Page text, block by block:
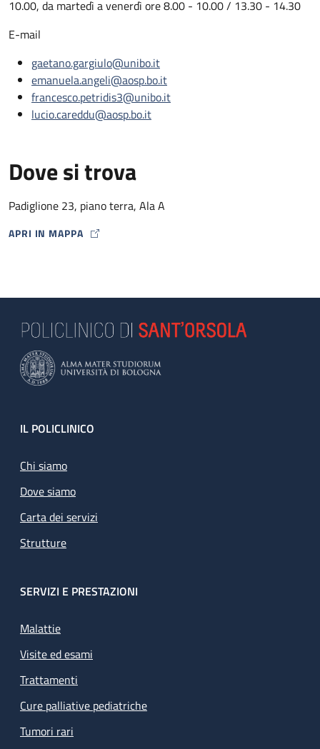
10.00, da martedì a venerdì ore 8.00 - 10.00 / 13.30 - 14.30
E-mail
gaetano.gargiulo@unibo.it
emanuela.angeli@aosp.bo.it
francesco.petridis3@unibo.it
lucio.careddu@aosp.bo.it
Dove si trova
Padiglione 23, piano terra, Ala A
APRI IN MAPPA
MAP ICON
Footer
IL POLICLINICO
Chi siamo
Dove siamo
Carta dei servizi
Strutture
SERVIZI E PRESTAZIONI
Malattie
Visite ed esami
Trattamenti
Cure palliative pediatriche
Tumori rari